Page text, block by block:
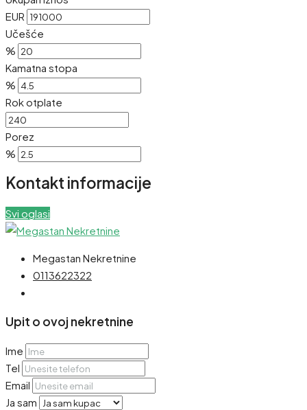
EUR
Učešće
%
Kamatna stopa
%
Rok otplate
Porez
%
Kontakt informacije
Svi oglasi
Megastan Nekretnine
0113622322
Upit o ovoj nekretnine
Ime
Tel
Email
Ja sam